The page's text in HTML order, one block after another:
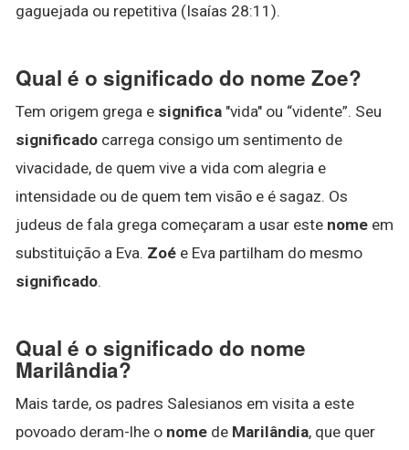
gaguejada ou repetitiva (Isaías 28:11).
Qual é o significado do nome Zoe?
Tem origem grega e significa "vida" ou “vidente”. Seu
significado carrega consigo um sentimento de
vivacidade, de quem vive a vida com alegria e
intensidade ou de quem tem visão e é sagaz. Os
judeus de fala grega começaram a usar este nome em
substituição a Eva. Zoé e Eva partilham do mesmo
significado.
Qual é o significado do nome
Marilândia?
Mais tarde, os padres Salesianos em visita a este
povoado deram-lhe o nome de Marilândia, que quer